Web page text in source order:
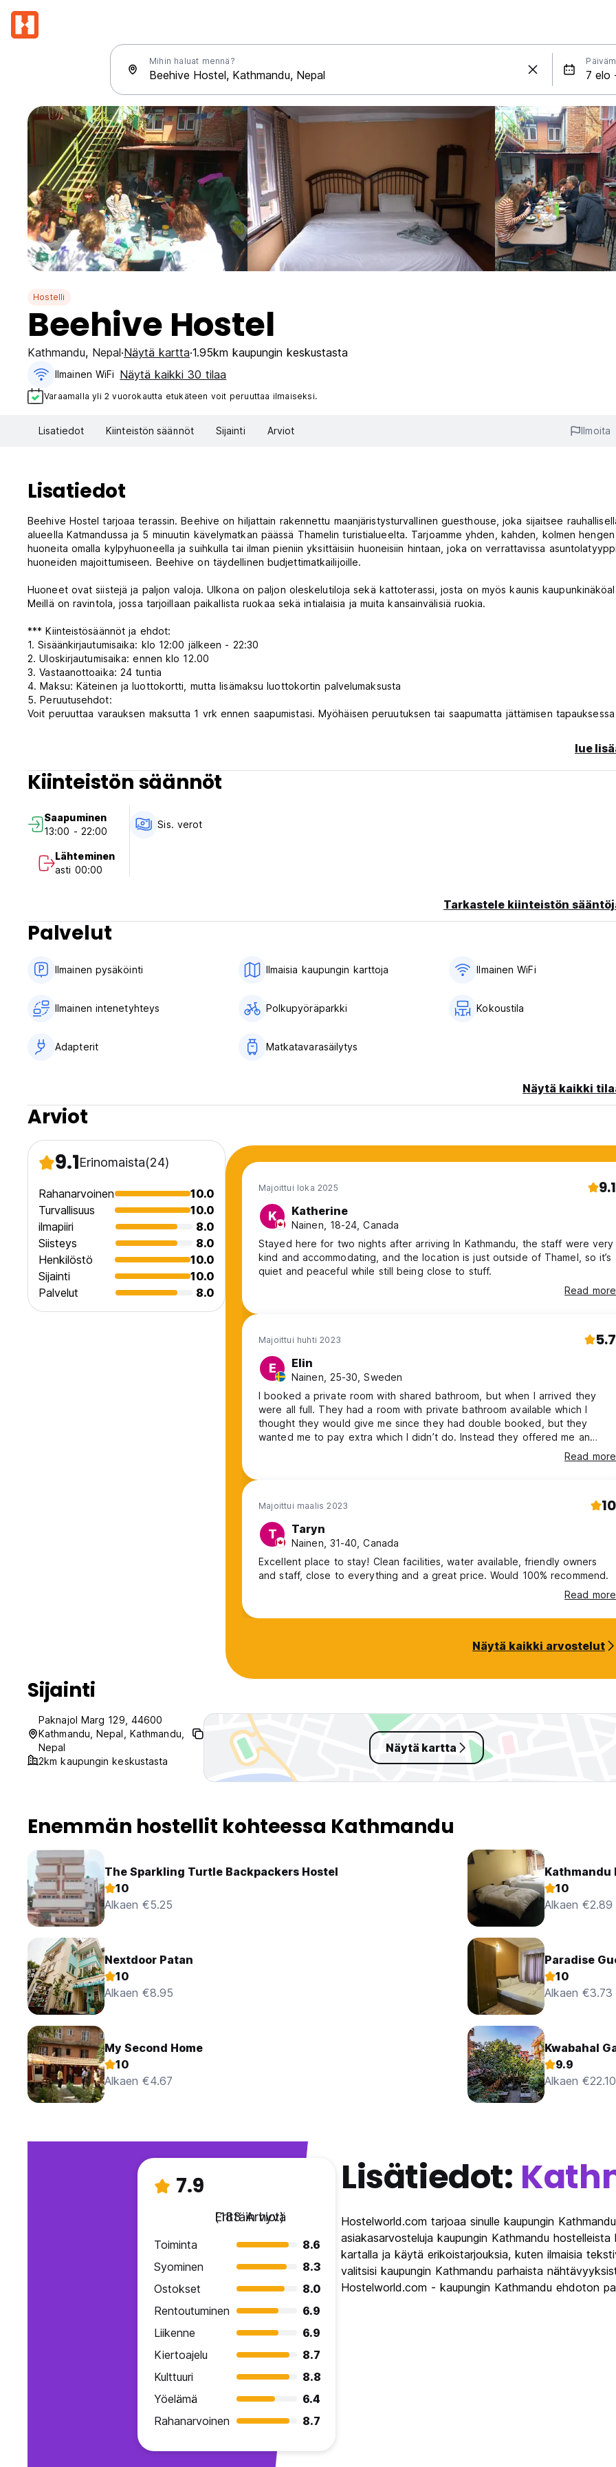
Mihin haluat mennä?
Hostelli
Beehive Hostel
Kathmandu, Nepal Näytä kartta 1.95km kaupungin keskustasta
Ilmainen WiFi Näytä kaikki 30 tilaa
Varaamalla yli 2 vuorokautta etukäteen voit peruuttaa ilmaiseksi.
Lisatiedot Kiinteistön säännöt Sijainti Arviot Ilmoita
Lisatiedot
Beehive Hostel tarjoaa terassin. Beehive on hiljattain rakennettu maanjäristysturvallinen guesthouse, joka sijaitsee
alueella Katmandussa ja 5 minuutin kävelymatkan päässä Thamelin turistialueelta. Tarjoamme yhden, kahden, kolmen hengen
huoneita omalla kylpyhuoneella ja suihkulla tai ilman pieniin yksittäisiin huoneisiin hintaan, joka on verrattavissa
huoneiden majoittumiseen. Beehive on täydellinen budjettimatkailijoille.
Huoneet ovat siistejä ja paljon valoja. Ulkona on paljon oleskelutiloja sekä kattoterassi, josta on myös kaunis
Meillä on ravintola, jossa tarjoillaan paikallista ruokaa sekä intialaisia ​​ja muita kansainvälisiä ruokia.
*** Kiinteistösäännöt ja ehdot:
1. Sisäänkirjautumisaika: klo 12:00 jälkeen - 22:30
2. Uloskirjautumisaika: ennen klo 12.00
3. Vastaanottoaika: 24 tuntia
4. Maksu: Käteinen ja luottokortti, mutta lisämaksu luottokortin palvelumaksusta
5. Peruutusehdot:
Voit peruuttaa varauksen maksutta 1 vrk ennen saapumistasi. Myöhäisen peruutuksen tai saapumatta jättämisen
8. Lemmikkieläimet eivät ole sallittuja
9. Beehive-ravintolassa tarjoillaan aamiainen, lounas ja päivällinen sekä kuumia ja kylmiä juomia.
lue
Kiinteistön säännöt
Saapuminen
13:00 - 22:00
Lähteminen
asti 00:00
Sis. verot
Tarkastele kiinteistön
Palvelut
Ilmainen pysäköinti Ilmaisia ​​kaupungin karttoja Ilmainen WiFi
Ilmainen intenetyhteys Polkupyöräparkki Kokoustila
Adapterit Matkatavarasäilytys
Näytä kaikki
Arviot
9.1Erinomaista(24)
Rahanarvoinen
10.0
Turvallisuus
10.0
ilmapiiri
8.0
Siisteys
8.0
Henkilöstö
10.0
Sijainti
10.0
Palvelut
8.0
Majoittui loka 2025 9.1
K Katherine
Nainen, 18-24, Canada
Stayed here for two nights after arriving In Kathmandu, the staff were very
kind and accommodating, and the location is just outside of Thamel, so it’s
quiet and peaceful while still being close to stuff.
Read more
Majoittui huhti 2023 5.7
E Elin
Nainen, 25-30, Sweden
I booked a private room with shared bathroom, but when I arrived they
were all full. They had a room with private bathroom available which I
thought they would give me since they had double booked, but they
wanted me to pay extra which I didn’t do. Instead they offered me an
empty dorm, but said that there could be guests arriving later. I tried to
explain that then it’s not a private room but it took a lot of effort to make
Read more
Majoittui maalis 2023 10
T Taryn
Nainen, 31-40, Canada
Excellent place to stay! Clean facilities, water available, friendly owners
and staff, close to everything and a great price. Would 100% recommend.
Read more
Näytä kaikki arvostelut
Sijainti
Paknajol Marg 129, 44600
Kathmandu, Nepal, Kathmandu,
Nepal
2km kaupungin keskustasta
Näytä kartta
Enemmän hostellit kohteessa Kathmandu
The Sparkling Turtle Backpackers Hostel
10
Alkaen €5.25
Kathmandu
10
Alkaen €2.89
Nextdoor Patan
10
Alkaen €8.95
Paradise
10
Alkaen €3.73
My Second Home
10
Alkaen €4.67
Kwabahal
9.9
Alkaen €22.10
7.9
Erittäin hyvä
(183 Arviot)
Toiminta
8.6
Syominen
8.3
Ostokset
8.0
Rentoutuminen
6.9
Liikenne
6.9
Kiertoajelu
8.7
Kulttuuri
8.8
Yöelämä
6.4
Rahanarvoinen
8.7
Lisätiedot:
Hostelworld.com tarjoaa sinulle kaupungin
asiakasarvosteluja kaupungin Kathmandu
kartalla ja käytä erikoistarjouksia, kuten ilmaisia
valitsisi kaupungin Kathmandu parhaista
Hostelworld.com - kaupungin Kathmandu ehdoton